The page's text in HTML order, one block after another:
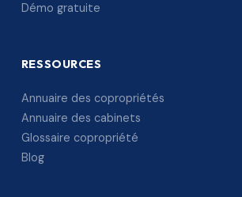
Démo gratuite
RESSOURCES
Annuaire des copropriétés
Annuaire des cabinets
Glossaire copropriété
Blog